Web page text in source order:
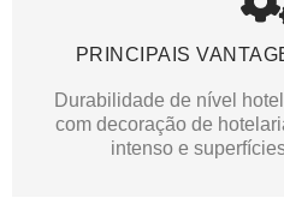
PRINCIPAIS
Durabilidade de nível
com decoração de
intenso e